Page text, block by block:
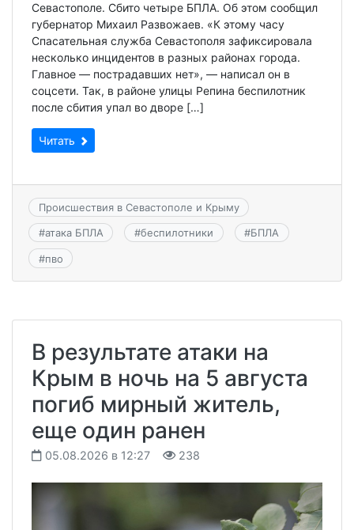
Севастополе. Сбито четыре БПЛА. Об этом сообщил
губернатор Михаил Развожаев. «К этому часу
Спасательная служба Севастополя зафиксировала
несколько инцидентов в разных районах города.
Главное — пострадавших нет», — написал он в
соцсети. Так, в районе улицы Репина беспилотник
после сбития упал во дворе […]
Читать
Происшествия в Севастополе и Крыму
#атака БПЛА #беспилотники #БПЛА
#пво
В результате атаки на
Крым в ночь на 5 августа
погиб мирный житель,
еще один ранен
05.08.2026 в 12:27 238